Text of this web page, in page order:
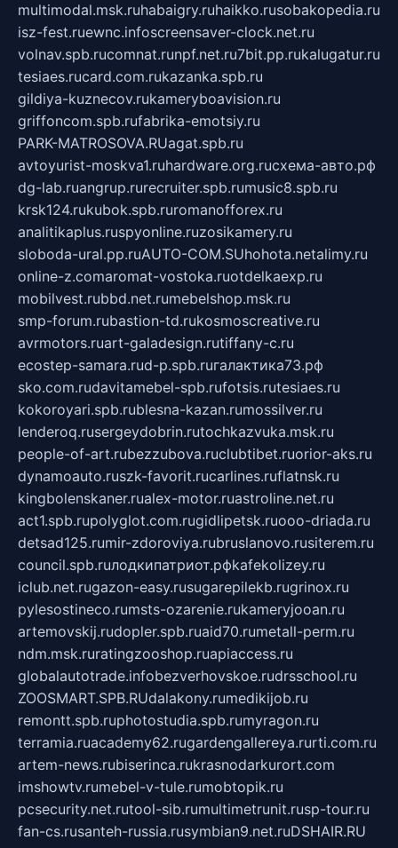
multimodal.msk.ruhabaigry.ruhaikko.rusobakopedia.ru
isz-fest.ruewnc.infoscreensaver-clock.net.ru
volnav.spb.rucomnat.runpf.net.ru7bit.pp.rukalugatur.ru
tesiaes.rucard.com.rukazanka.spb.ru
gildiya-kuznecov.rukameryboavision.ru
griffoncom.spb.rufabrika-emotsiy.ru
PARK-MATROSOVA.RUagat.spb.ru
avtoyurist-moskva1.ruhardware.org.ruсхема-авто.рф
dg-lab.ruangrup.rurecruiter.spb.rumusic8.spb.ru
krsk124.rukubok.spb.ruromanofforex.ru
analitikaplus.ruspyonline.ruzosikamery.ru
sloboda-ural.pp.ruAUTO-COM.SUhohota.netalimy.ru
online-z.comaromat-vostoka.ruotdelkaexp.ru
mobilvest.rubbd.net.rumebelshop.msk.ru
smp-forum.rubastion-td.rukosmoscreative.ru
avrmotors.ruart-galadesign.rutiffany-c.ru
ecostep-samara.rud-p.spb.ruгалактика73.рф
sko.com.rudavitamebel-spb.rufotsis.rutesiaes.ru
kokoroyari.spb.rublesna-kazan.rumossilver.ru
lenderoq.rusergeydobrin.rutochkazvuka.msk.ru
people-of-art.rubezzubova.ruclubtibet.ruorior-aks.ru
dynamoauto.ruszk-favorit.rucarlines.ruflatnsk.ru
kingbolenskaner.rualex-motor.ruastroline.net.ru
act1.spb.rupolyglot.com.rugidlipetsk.ruooo-driada.ru
detsad125.rumir-zdoroviya.rubruslanovo.rusiterem.ru
council.spb.ruлодкипатриот.рфkafekolizey.ru
iclub.net.rugazon-easy.rusugarepilekb.rugrinox.ru
pylesostineco.rumsts-ozarenie.rukameryjooan.ru
artemovskij.rudopler.spb.ruaid70.rumetall-perm.ru
ndm.msk.ruratingzooshop.ruapiaccess.ru
globalautotrade.infobezverhovskoe.rudrsschool.ru
ZOOSMART.SPB.RUdalakony.rumedikijob.ru
remontt.spb.ruphotostudia.spb.rumyragon.ru
terramia.ruacademy62.rugardengallereya.rurti.com.ru
artem-news.rubiserinca.rukrasnodarkurort.com
imshowtv.rumebel-v-tule.rumobtopik.ru
pcsecurity.net.rutool-sib.rumultimetrunit.rusp-tour.ru
fan-cs.rusanteh-russia.rusymbian9.net.ruDSHAIR.RU